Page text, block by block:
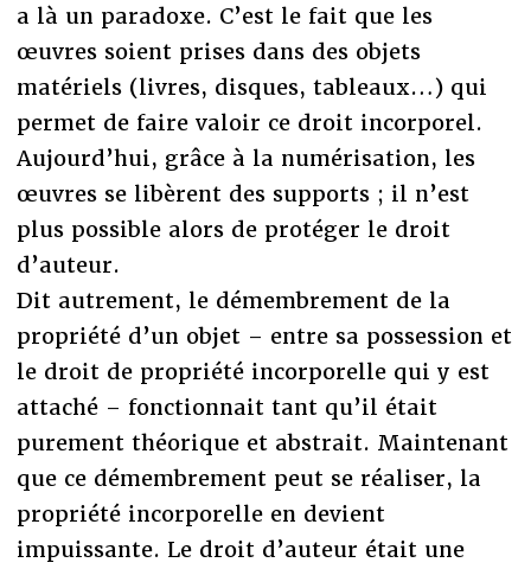
a là un paradoxe. C’est le fait que les
œuvres soient prises dans des objets
matériels (livres, disques, tableaux…) qui
permet de faire valoir ce droit incorporel.
Aujourd’hui, grâce à la numérisation, les
œuvres se libèrent des supports ; il n’est
plus possible alors de protéger le droit
d’auteur.
Dit autrement, le démembrement de la
propriété d’un objet – entre sa possession et
le droit de propriété incorporelle qui y est
attaché – fonctionnait tant qu’il était
purement théorique et abstrait. Maintenant
que ce démembrement peut se réaliser, la
propriété incorporelle en devient
impuissante. Le droit d’auteur était une